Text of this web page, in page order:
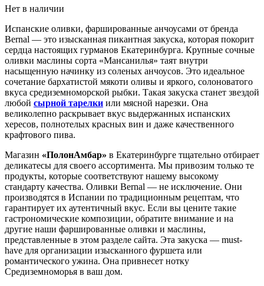
Нет в наличии
Испанские оливки, фаршированные анчоусами от бренда
Bernal — это изысканная пикантная закуска, которая покорит
сердца настоящих гурманов Екатеринбурга. Крупные сочные
оливки маслины сорта «Мансанилья» таят внутри
насыщенную начинку из соленых анчоусов. Это идеальное
сочетание бархатистой мякоти оливы и яркого, солоноватого
вкуса средиземноморской рыбки. Такая закуска станет звездой
любой сырной тарелки или мясной нарезки. Она
великолепно раскрывает вкус выдержанных испанских
хересов, полнотелых красных вин и даже качественного
крафтового пива.
Магазин «ПолонАмбар» в Екатеринбурге тщательно отбирает
деликатесы для своего ассортимента. Мы привозим только те
продукты, которые соответствуют нашему высокому
стандарту качества. Оливки Bernal — не исключение. Они
производятся в Испании по традиционным рецептам, что
гарантирует их аутентичный вкус. Если вы цените такие
гастрономические композиции, обратите внимание и на
другие наши фаршированные оливки и маслины,
представленные в этом разделе сайта. Эта закуска — must-
have для организации изысканного фуршета или
романтического ужина. Она привнесет нотку
Средиземноморья в ваш дом.